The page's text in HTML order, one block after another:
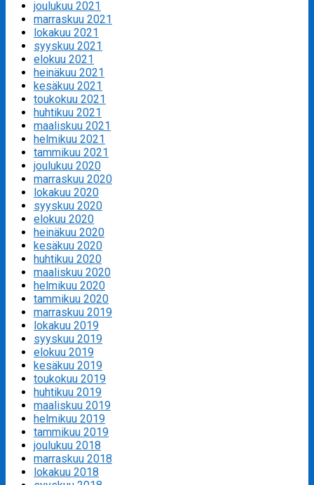
joulukuu 2021
marraskuu 2021
lokakuu 2021
syyskuu 2021
elokuu 2021
heinäkuu 2021
kesäkuu 2021
toukokuu 2021
huhtikuu 2021
maaliskuu 2021
helmikuu 2021
tammikuu 2021
joulukuu 2020
marraskuu 2020
lokakuu 2020
syyskuu 2020
elokuu 2020
heinäkuu 2020
kesäkuu 2020
huhtikuu 2020
maaliskuu 2020
helmikuu 2020
tammikuu 2020
marraskuu 2019
lokakuu 2019
syyskuu 2019
elokuu 2019
kesäkuu 2019
toukokuu 2019
huhtikuu 2019
maaliskuu 2019
helmikuu 2019
tammikuu 2019
joulukuu 2018
marraskuu 2018
lokakuu 2018